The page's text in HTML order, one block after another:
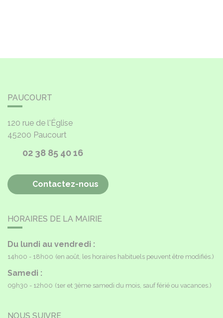
PAUCOURT
120 rue de l'Église
45200 Paucourt
02 38 85 40 16
Contactez-nous
HORAIRES DE LA MAIRIE
Du lundi au vendredi :
14h00 - 18h00 (en août, les horaires habituels peuvent être modifiés.)
Samedi :
09h30 - 12h00 (1er et 3ème samedi du mois, sauf férié ou vacances.)
NOUS SUIVRE